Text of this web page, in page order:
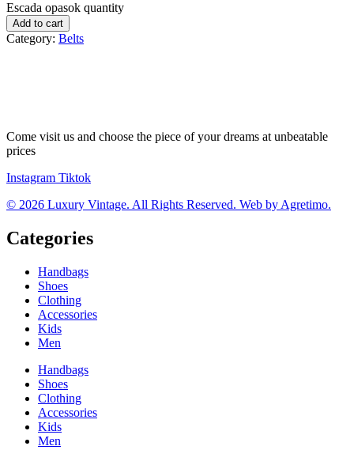
Escada opasok quantity
Add to cart
Category: Belts
Come visit us and choose the piece of your dreams at unbeatable
prices
Instagram Tiktok
© 2026 Luxury Vintage. All Rights Reserved. Web by Agretimo.
Categories
Handbags
Shoes
Clothing
Accessories
Kids
Men
Handbags
Shoes
Clothing
Accessories
Kids
Men